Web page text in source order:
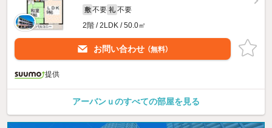
敷 不要 礼 不要
2階 / 2LDK / 50.0㎡
お問い合わせ （無料）
提供
アーバンｕのすべての部屋を見る